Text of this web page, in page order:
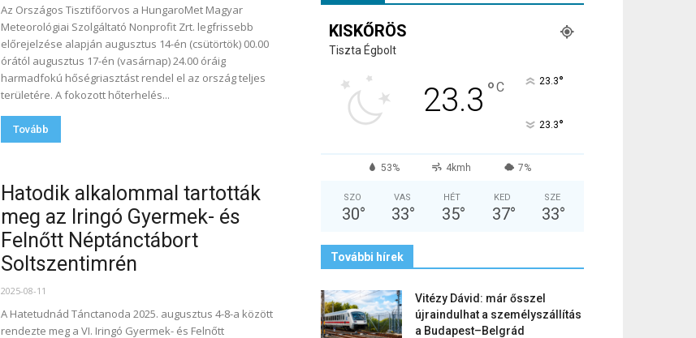
Az Országos Tisztifőorvos a HungaroMet Magyar
Meteorológiai Szolgáltató Nonprofit Zrt. legfrissebb
előrejelzése alapján augusztus 14-én (csütörtök) 00.00
órától augusztus 17-én (vasárnap) 24.00 óráig
harmadfokú hőségriasztást rendel el az ország teljes
területére. A fokozott hőterhelés...
Tovább
Hatodik alkalommal tartották
meg az Iringó Gyermek- és
Felnőtt Néptánctábort
Soltszentimrén
2025-08-11
A Hatetudnád Tánctanoda 2025. augusztus 4-8-a között
rendezte meg a VI. Iringó Gyermek- és Felnőtt
KISKŐRÖS
Tiszta Égbolt
23.3 °C 23.3°
23.3°
53% 4kmh 7%
SZO
30°
VAS
33°
HÉT
35°
KED
37°
SZE
33°
További hírek
Vitézy Dávid: már ősszel
újraindulhat a személyszállítás
a Budapest–Belgrád